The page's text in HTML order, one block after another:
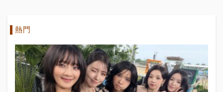
熱門